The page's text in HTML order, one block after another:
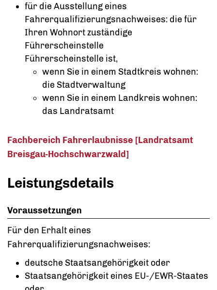
für die Ausstellung eines
Fahrerqualifizierungsnachweises: die für
Ihren Wohnort zuständige
Führerscheinstelle
Führerscheinstelle ist,
wenn Sie in einem Stadtkreis wohnen:
die Stadtverwaltung
wenn Sie in einem Landkreis wohnen:
das Landratsamt
Fachbereich Fahrerlaubnisse [Landratsamt
Breisgau-Hochschwarzwald]
Leistungsdetails
Voraussetzungen
Für den Erhalt eines
Fahrerqualifizierungsnachweises:
deutsche Staatsangehörigkeit oder
Staatsangehörigkeit eines EU-/EWR-Staates